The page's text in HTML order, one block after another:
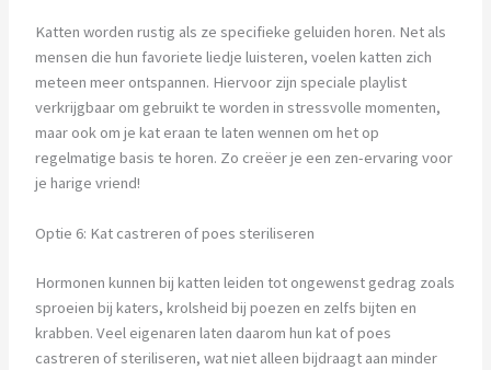
Katten worden rustig als ze specifieke geluiden horen. Net als
mensen die hun favoriete liedje luisteren, voelen katten zich
meteen meer ontspannen. Hiervoor zijn speciale playlist
verkrijgbaar om gebruikt te worden in stressvolle momenten,
maar ook om je kat eraan te laten wennen om het op
regelmatige basis te horen. Zo creëer je een zen-ervaring voor
je harige vriend!
Optie 6: Kat castreren of poes steriliseren
Hormonen kunnen bij katten leiden tot ongewenst gedrag zoals
sproeien bij katers, krolsheid bij poezen en zelfs bijten en
krabben. Veel eigenaren laten daarom hun kat of poes
castreren of steriliseren, wat niet alleen bijdraagt aan minder